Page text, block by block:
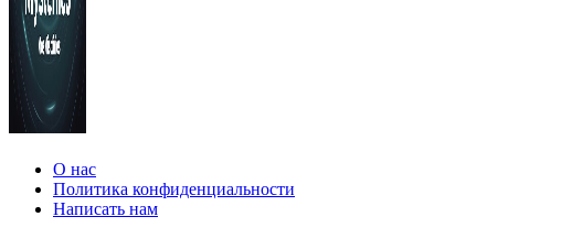
О нас
Политика конфиденциальности
Написать нам